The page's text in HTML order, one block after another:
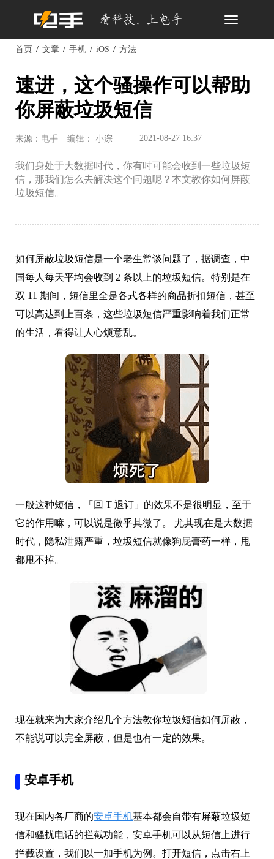
Toggle
首页 文章 手机 iOS 方法
速进，这个骚操作可以帮助
你屏蔽垃圾短信
来源：电手 编辑： 小淙 2021-08-27 16:37
我们身处于大数据时代，你有时可能会收到一些垃圾短
信，那我们怎么去解决这个问题呢？本文教你如何屏蔽
垃圾短信。
如何屏蔽垃圾短信是一个老生常谈问题了，据调查，中
国每人每天平均会收到 2 条以上的垃圾短信。特别是在
双 11 期间，短信里全是各式各样的商品折扣短信，甚至
可以高达到上百条，这些垃圾短信严重影响着我们正常
的生活，看得让人心烦意乱。
一般这种短信，「回 T 退订」的效果不是很明显，至于
它的作用嘛，可以说是微乎其微了。 尤其现在是大数据
时代，隐私泄露严重，垃圾短信就像狗屁膏药一样，甩
都甩不掉。
现在就来为大家介绍几个方法教你垃圾短信如何屏蔽，
不能说可以完全屏蔽，但是也有一定的效果。
安卓手机
现在国内各厂商的安卓手机基本都会自带有屏蔽垃圾短
信和骚扰电话的拦截功能，安卓手机可以从短信上进行
拦截设置，我们以一加手机为例。打开短信，点击右上